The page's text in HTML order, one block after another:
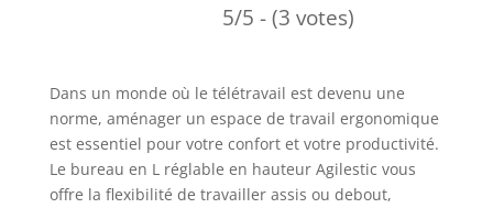
5/5 - (3 votes)
Dans un monde où le télétravail est devenu une
norme, aménager un espace de travail ergonomique
est essentiel pour votre confort et votre productivité.
Le bureau en L réglable en hauteur Agilestic vous
offre la flexibilité de travailler assis ou debout,